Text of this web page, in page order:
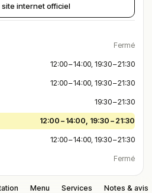
site internet officiel
Fermé
12:00 – 14:00, 19:30 – 21:30
12:00 – 14:00, 19:30 – 21:30
19:30 – 21:30
12:00 – 14:00, 19:30 – 21:30
12:00 – 14:00, 19:30 – 21:30
Fermé
Menu Services Notes & avis